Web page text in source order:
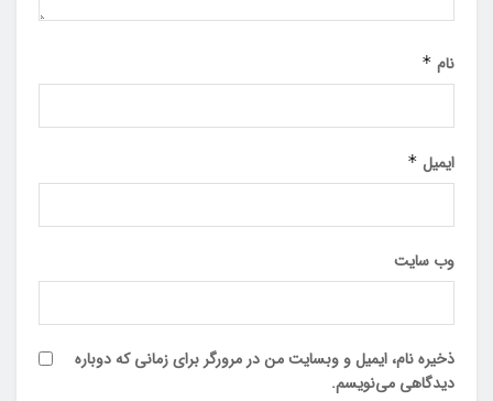
نام *
ایمیل *
وب‌ سایت
ذخیره نام، ایمیل و وبسایت من در مرورگر برای زمانی که دوباره
دیدگاهی می‌نویسم.